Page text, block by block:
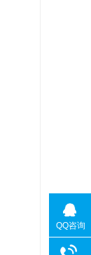
QQ咨询